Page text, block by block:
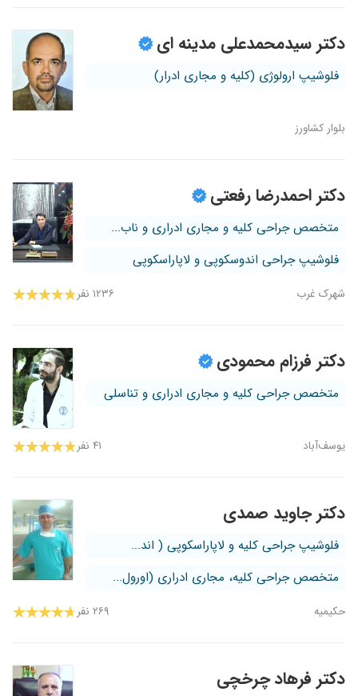
دکتر سیدمحمدعلی مدینه ای
فلوشیپ ارولوژی (کلیه و مجاری ادرار)
بلوار کشاورز
دکتر احمدرضا رفعتی
متخصص جراحی کلیه و مجاری ادراری و ناب...
فلوشیپ جراحی اندوسکوپی و لاپاراسکوپی
شهرک غرب ۱۲۳۶ نفر
دکتر فرزام محمودی
متخصص جراحی کلیه و مجاری ادراری و تناسلی
یوسف‌آباد ۴۱ نفر
دکتر جاوید صمدی
فلوشیپ جراحی کلیه و لاپاراسکوپی ( اند...
متخصص جراحی کلیه، مجاری ادراری (اورول...
حکیمیه ۲۶۹ نفر
دکتر فرهاد چرخچی